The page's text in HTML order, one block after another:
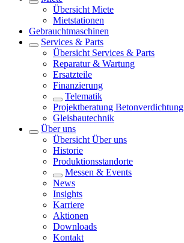
Übersicht Miete
Mietstationen
Gebrauchtmaschinen
Services & Parts
Übersicht Services & Parts
Reparatur & Wartung
Ersatzteile
Finanzierung
Telematik
Projektberatung Betonverdichtung
Gleisbautechnik
Über uns
Übersicht Über uns
Historie
Produktionsstandorte
Messen & Events
News
Insights
Karriere
Aktionen
Downloads
Kontakt